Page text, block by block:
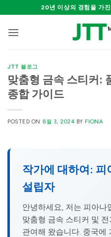
to
content
20년 이상의 경험을 가
JTT 블로그
맞춤형 금속 스티커:
종합 가이드
POSTED ON 8월 3, 2024 BY FIONA
작가에 대하여:
설립자
안녕하세요, 저는 피아나
맞춤형 금속 스티커 및
관여해 왔습니다. 중국에